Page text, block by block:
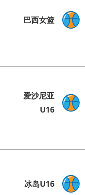
巴西女篮
爱沙尼亚
U16
冰岛U16